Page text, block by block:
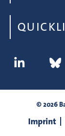
© 2026
Imprint